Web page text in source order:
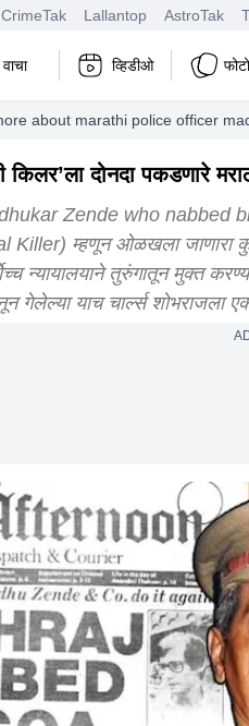
CrimeTak Lallantop AstroTak
वाचा व्हिडीओ
about marathi police officer
दोनदा पकडणारे
Zende who nabbed
Killer) म्हणून ओ‌ळखला जाणारा
न्यायालयाने तुरुंगातून मुक्त
गेलेल्या याच चार्ल्स शोभराजला